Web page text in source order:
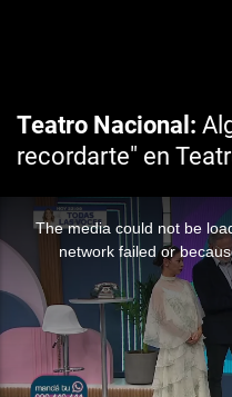
Teatro Nacional
recordarte" en
The media could not be
network failed or